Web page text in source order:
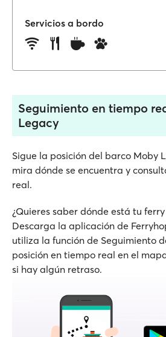
Servicios a bordo
Seguimiento en tiempo
Legacy
Sigue la posición del barco Moby
mira dónde se encuentra y
real.
¿Quieres saber dónde está tu
Descarga la aplicación de
utiliza la función de Seguimiento
posición en tiempo real en el
si hay algún retraso.